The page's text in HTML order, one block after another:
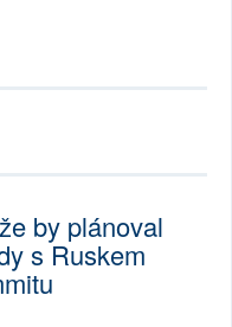
by plánoval
s Ruskem